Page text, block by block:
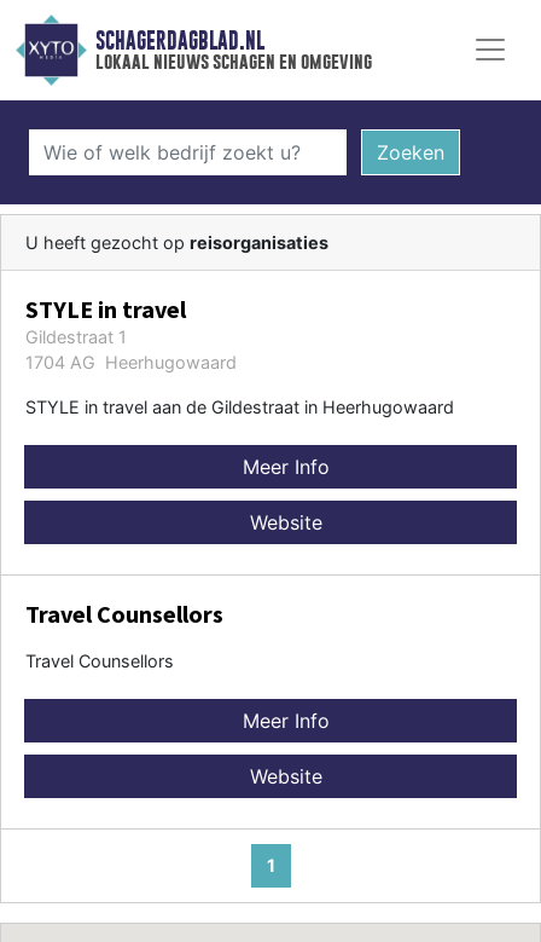
SCHAGERDAGBLAD.NL
lokaal nieuws schagen en omgeving
Zoeken
U heeft gezocht op reisorganisaties
STYLE in travel
Gildestraat 1
1704 AG Heerhugowaard
STYLE in travel aan de Gildestraat in Heerhugowaard
Meer Info
Website
Travel Counsellors
Travel Counsellors
Meer Info
Website
1